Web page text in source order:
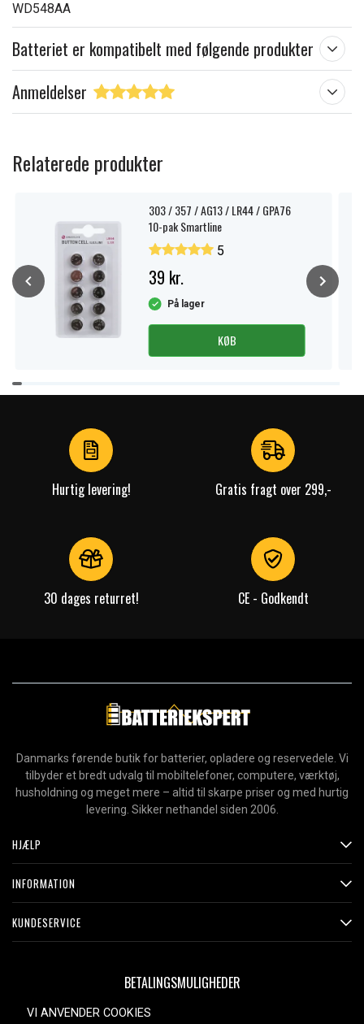
WD548AA
Batteriet er kompatibelt med følgende produkter
Anmeldelser
Relaterede produkter
303 / 357 / AG13 / LR44 / GPA76
10-pak Smartline
5
39 kr.
På lager
KØB
Item
1
Hurtig levering! Gratis fragt over 299,-
30 dages returret! CE - Godkendt
Danmarks førende butik for batterier, opladere og reservedele. Vi
tilbyder et bredt udvalg til mobiltelefoner, computere, værktøj,
husholdning og meget mere – altid til skarpe priser og med hurtig
levering. Sikker nethandel siden 2006.
HJÆLP
INFORMATION
KUNDESERVICE
BETALINGSMULIGHEDER
VI ANVENDER COOKIES